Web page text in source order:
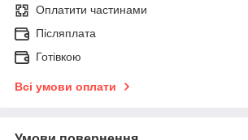
Оплатити частинами
Післяплата
Готівкою
Всі умови оплати